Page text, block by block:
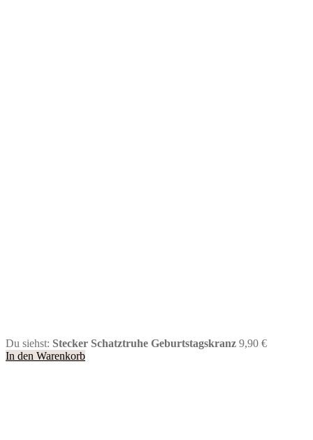
Du siehst: Stecker Schatztruhe Geburtstagskranz 9,90 €
In den Warenkorb